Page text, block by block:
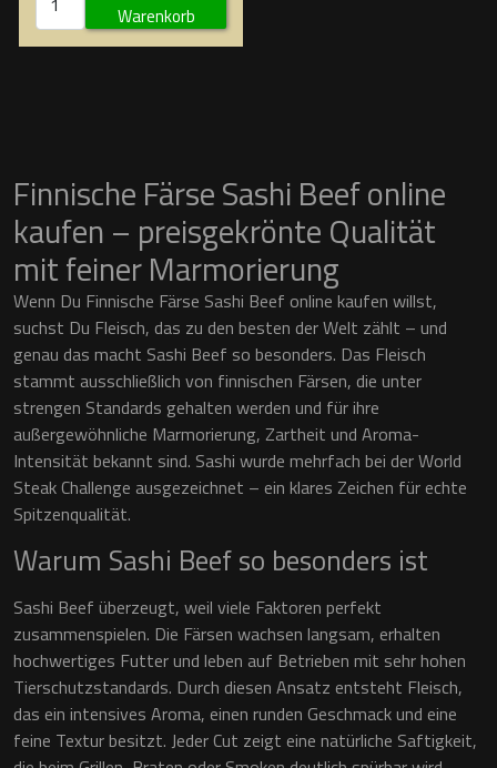
Warenkorb
Finnische Färse Sashi Beef online
kaufen – preisgekrönte Qualität
mit feiner Marmorierung
Wenn Du Finnische Färse Sashi Beef online kaufen willst,
suchst Du Fleisch, das zu den besten der Welt zählt – und
genau das macht Sashi Beef so besonders. Das Fleisch
stammt ausschließlich von finnischen Färsen, die unter
strengen Standards gehalten werden und für ihre
außergewöhnliche Marmorierung, Zartheit und Aroma-
Intensität bekannt sind. Sashi wurde mehrfach bei der World
Steak Challenge ausgezeichnet – ein klares Zeichen für echte
Spitzenqualität.
Warum Sashi Beef so besonders ist
Sashi Beef überzeugt, weil viele Faktoren perfekt
zusammenspielen. Die Färsen wachsen langsam, erhalten
hochwertiges Futter und leben auf Betrieben mit sehr hohen
Tierschutzstandards. Durch diesen Ansatz entsteht Fleisch,
das ein intensives Aroma, einen runden Geschmack und eine
feine Textur besitzt. Jeder Cut zeigt eine natürliche Saftigkeit,